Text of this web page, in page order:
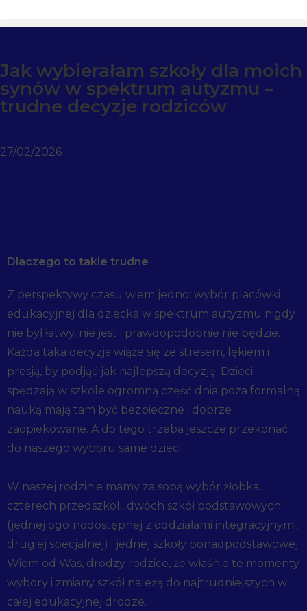
Jak wybierałam szkoły dla moich
synów w spektrum autyzmu –
trudne decyzje rodziców
27/02/2026
Dlaczego to takie trudne
Z perspektywy czasu wiem jedno: wybór placówki
edukacyjnej dla dziecka w spektrum autyzmu nigdy
nie był łatwy, nie jest i prawdopodobnie nie będzie.
Każda taka decyzja wiąże się ze stresem, lękiem i
presją, by podjąć jak najlepszą decyzję. Dzieci
spędzają w szkole ogromną część dnia poza formalną
nauką mają tam być bezpieczne i dobrze
zaopiekowane. A do tego trzeba jeszcze przekonać
do naszego wyboru same dzieci.
W naszej rodzinie mamy za sobą wybór żłobka,
czterech przedszkoli, dwóch szkół podstawowych
(jednej ogólnodostępnej z oddziałami integracyjnymi,
drugiej specjalnej) i jednej szkoły ponadpodstawowej.
Wiem od Was, drodzy rodzice, że właśnie te momenty
wybory i zmiany szkół należą do najtrudniejszych w
całej edukacyjnej drodze.